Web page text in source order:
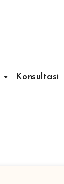
Konsultasi